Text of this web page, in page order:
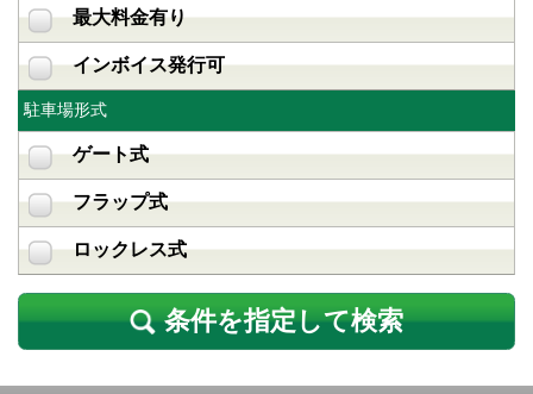
最大料金有り
インボイス発行可
駐車場形式
ゲート式
フラップ式
ロックレス式
条件を指定して検索